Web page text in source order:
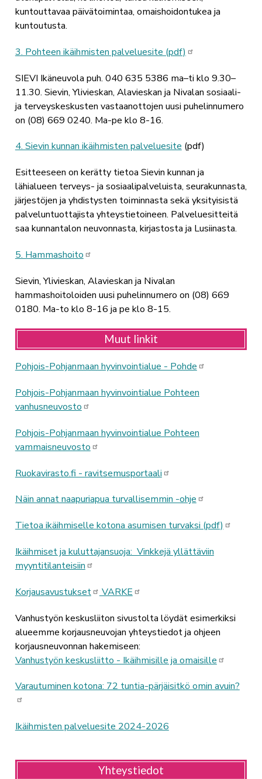
kuntouttavaa päivätoimintaa, omaishoidontukea ja
kuntoutusta.
3. Pohteen ikäihmisten palveluesite (pdf)
SIEVI Ikäneuvola puh. 040 635 5386 ma–ti klo 9.30–
11.30. Sievin, Ylivieskan, Alavieskan ja Nivalan sosiaali-
ja terveyskeskusten vastaanottojen uusi puhelinnumero
on (08) 669 0240. Ma-pe klo 8-16.
4. Sievin kunnan ikäihmisten palveluesite(pdf)
Esitteeseen on kerätty tietoa Sievin kunnan ja
lähialueen terveys- ja sosiaalipalveluista, seurakunnasta,
järjestöjen ja yhdistysten toiminnasta sekä yksityisistä
palveluntuottajista yhteystietoineen. Palveluesitteitä
saa kunnantalon neuvonnasta, kirjastosta ja Lusiinasta.
5. Hammashoito
Sievin, Ylivieskan, Alavieskan ja Nivalan
hammashoitoloiden uusi puhelinnumero on (08) 669
0180. Ma-to klo 8-16 ja pe klo 8-15.
Muut linkit
Pohjois-Pohjanmaan hyvinvointialue - Pohde
Pohjois-Pohjanmaan hyvinvointialue Pohteen
vanhusneuvosto
Pohjois-Pohjanmaan hyvinvointialue Pohteen
vammaisneuvosto
Ruokavirasto.fi - ravitsemusportaali
Näin annat naapuriapua turvallisemmin -ohje
Tietoa ikäihmiselle kotona asumisen turvaksi (pdf)
Ikäihmiset ja kuluttajansuoja: Vinkkejä yllättäviin
myyntitilanteisiin
Korjausavustukset VARKE
Vanhustyön keskusliiton sivustolta löydät esimerkiksi
alueemme korjausneuvojan yhteystiedot ja ohjeen
korjausneuvonnan hakemiseen:
Vanhustyön keskusliitto - Ikäihmisille ja omaisille
Varautuminen kotona: 72 tuntia-pärjäisitkö omin avuin?
Ikäihmisten palveluesite 2024-2026
Yhteystiedot